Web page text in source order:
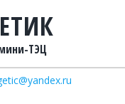
ТЭЦ